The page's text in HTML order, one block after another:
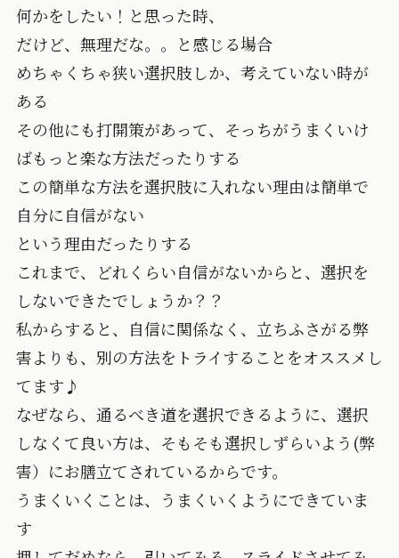
何かをしたい！と思った時、
だけど、無理だな。。と感じる場合
めちゃくちゃ狭い選択肢しか、考えていない時が
ある
その他にも打開策があって、そっちがうまくいけ
ばもっと楽な方法だったりする
この簡単な方法を選択肢に入れない理由は簡単で
自分に自信がない
という理由だったりする
これまで、どれくらい自信がないからと、選択を
しないできたでしょうか？？
私からすると、自信に関係なく、立ちふさがる弊
害よりも、別の方法をトライすることをオススメし
てます♪
なぜなら、通るべき道を選択できるように、選択
しなくて良い方は、そもそも選択しずらいよう(弊
害）にお膳立てされているからです。
うまくいくことは、うまくいくようにできていま
す